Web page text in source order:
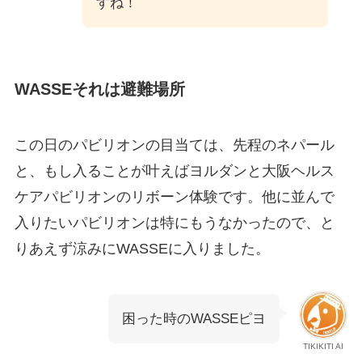
WASSEそれは避難場所
この日のパビリオンの目当ては、先程のネパール
と、もし入ることが叶えばヨルダンと大阪ヘルス
ケアパビリオンのリボーン体験です。他に並んで
入りたいパビリオンは特にもうなかったので、と
りあえず涼みにWASSEに入りました。
TIKIKITI AI
困った時のWASSEピヨ